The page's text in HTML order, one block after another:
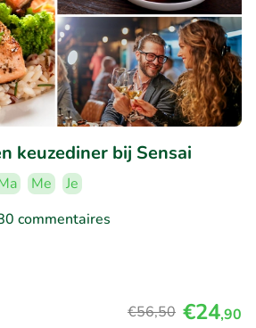
keuzediner bij Sensai
Me
Je
commentaires
€56,50 €24,90